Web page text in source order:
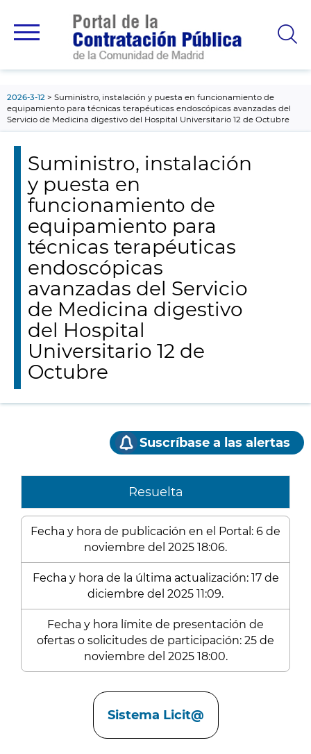
principal
2026-3-12
Suministro, instalación y puesta en funcionamiento de
equipamiento para técnicas terapéuticas endoscópicas avanzadas del
Servicio de Medicina digestivo del Hospital Universitario 12 de Octubre
Suministro, instalación
y puesta en
funcionamiento de
equipamiento para
técnicas terapéuticas
endoscópicas
avanzadas del Servicio
de Medicina digestivo
del Hospital
Universitario 12 de
Octubre
Suscríbase a las alertas
Resuelta
Fecha y hora de publicación en el Portal: 6 de
noviembre del 2025 18:06.
Fecha y hora de la última actualización: 17 de
diciembre del 2025 11:09.
Fecha y hora límite de presentación de
ofertas o solicitudes de participación: 25 de
noviembre del 2025 18:00.
Sistema Licit@